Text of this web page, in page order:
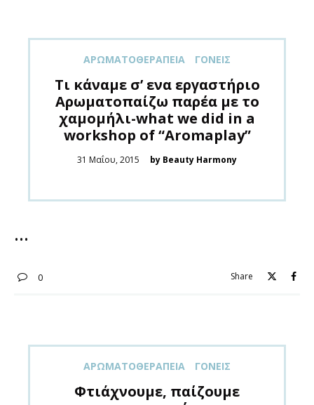
ΑΡΩΜΑΤΟΘΕΡΑΠΕΊΑ ΓΟΝΕΊΣ
Τι κάναμε σ’ ενα εργαστήριο
Αρωματοπαίζω παρέα με το
χαμομήλι-what we did in a
workshop of “Aromaplay”
Posted
31 Μαΐου, 2015 by Beauty Harmony
0 Share
ΑΡΩΜΑΤΟΘΕΡΑΠΕΊΑ ΓΟΝΕΊΣ
Φτιάχνουμε, παίζουμε